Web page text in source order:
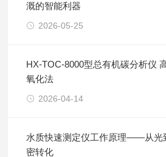
溉的智能利器
2026-05-25
HX-TOC-8000型总有机碳分析仪
氧化法
2026-04-14
水质快速测定仪工作原理——从光
密转化